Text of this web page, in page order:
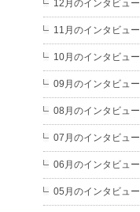
12月のインタビュー
11月のインタビュー
10月のインタビュー
09月のインタビュー
08月のインタビュー
07月のインタビュー
06月のインタビュー
05月のインタビュー